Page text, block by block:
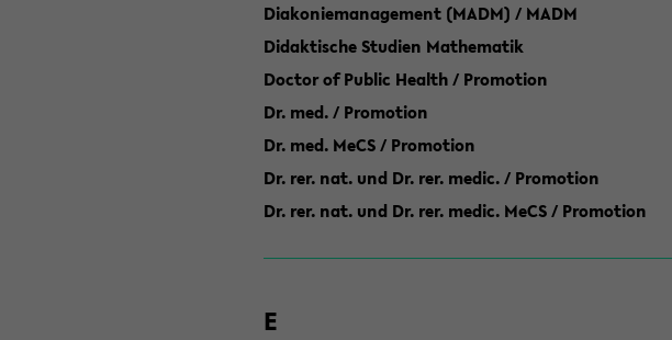
Diakoniemanagement (MADM) / MADM
Didaktische Studien Mathematik
Doctor of Public Health / Promotion
Dr. med. / Promotion
Dr. med. MeCS / Promotion
Dr. rer. nat. und Dr. rer. medic. / Promotion
Dr. rer. nat. und Dr. rer. medic. MeCS / Promotion
E